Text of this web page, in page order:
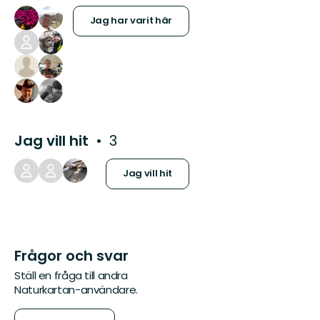
Jag har varit här
Jag vill hit 3
Jag vill hit
Frågor och svar
Ställ en fråga till andra
Naturkartan-användare.